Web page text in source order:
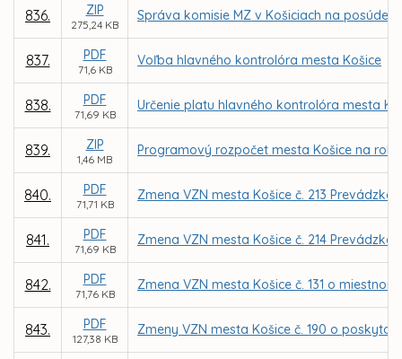
836. ZIP
275,24 KB
Správa komisie MZ v Košiciach na
837. PDF
71,6 KB
Voľba hlavného kontrolóra mesta Košice
838. PDF
71,69 KB
Určenie platu hlavného kontrolóra mesta
839. ZIP
1,46 MB
Programový rozpočet mesta Košice na
840. PDF
71,71 KB
Zmena VZN mesta Košice č. 213
841. PDF
71,69 KB
Zmena VZN mesta Košice č. 214
842. PDF
71,76 KB
Zmena VZN mesta Košice č. 131 o
843. PDF
127,38 KB
Zmeny VZN mesta Košice č. 190 o